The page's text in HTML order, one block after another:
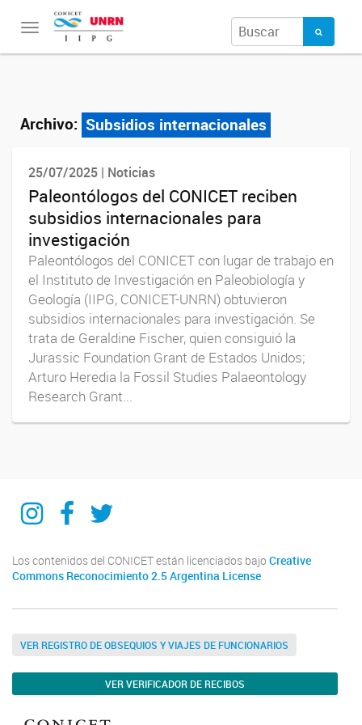
Toggle
navigation
Archivo: Subsidios internacionales
25/07/2025 | Noticias
Paleontólogos del CONICET reciben
subsidios internacionales para
investigación
Paleontólogos del CONICET con lugar de trabajo en
el Instituto de Investigación en Paleobiología y
Geología (IIPG, CONICET-UNRN) obtuvieron
subsidios internacionales para investigación. Se
trata de Geraldine Fischer, quien consiguió la
Jurassic Foundation Grant de Estados Unidos;
Arturo Heredia la Fossil Studies Palaeontology
Research Grant...
IIPGIIPG
IIPG
Los contenidos del CONICET están licenciados bajo Creative
Commons Reconocimiento 2.5 Argentina License
VER REGISTRO DE OBSEQUIOS Y VIAJES DE FUNCIONARIOS
VER VERIFICADOR DE RECIBOS